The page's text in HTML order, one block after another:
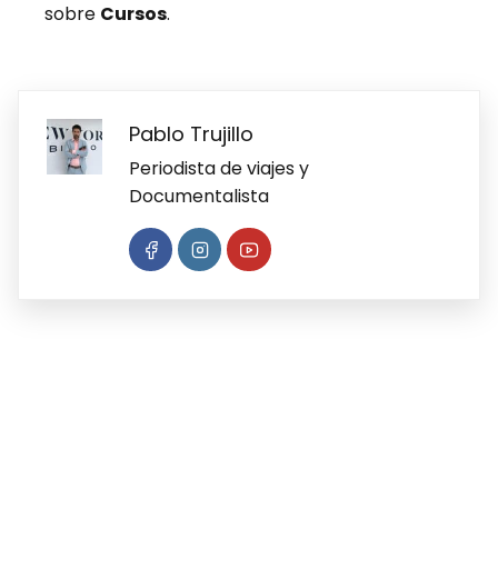
sobre Cursos.
Pablo Trujillo
Periodista de viajes y
Documentalista